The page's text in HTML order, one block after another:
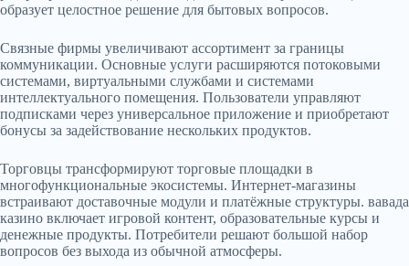
образует целостное решение для бытовых вопросов.
Связные фирмы увеличивают ассортимент за границы
коммуникации. Основные услуги расширяются потоковыми
системами, виртуальными службами и системами
интеллектуального помещения. Пользователи управляют
подписками через универсальное приложение и приобретают
бонусы за задействование нескольких продуктов.
Торговцы трансформируют торговые площадки в
многофункциональные экосистемы. Интернет-магазины
встраивают доставочные модули и платёжные структуры. вавада
казино включает игровой контент, образовательные курсы и
денежные продукты. Потребители решают большой набор
вопросов без выхода из обычной атмосферы.